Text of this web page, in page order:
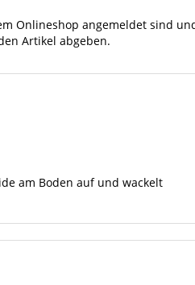
Onlineshop angemeldet sind
Artikel abgeben.
am Boden auf und wackelt